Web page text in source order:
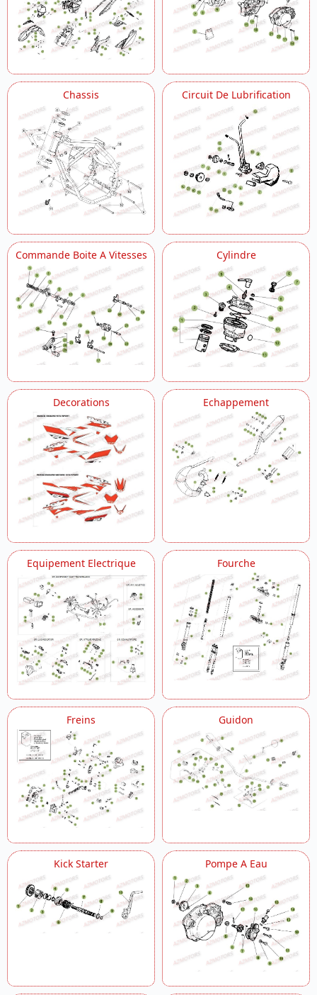
Chassis Circuit De Lubrification
Commande Boite A Vitesses Cylindre
Decorations Echappement
Equipement Electrique Fourche
Freins Guidon
Kick Starter Pompe A Eau